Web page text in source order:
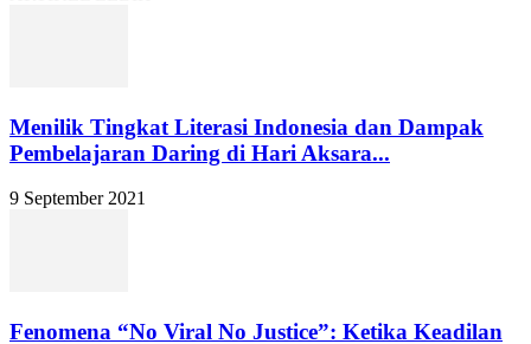
Menilik Tingkat Literasi Indonesia dan Dampak
Pembelajaran Daring di Hari Aksara...
9 September 2021
Fenomena “No Viral No Justice”: Ketika Keadilan